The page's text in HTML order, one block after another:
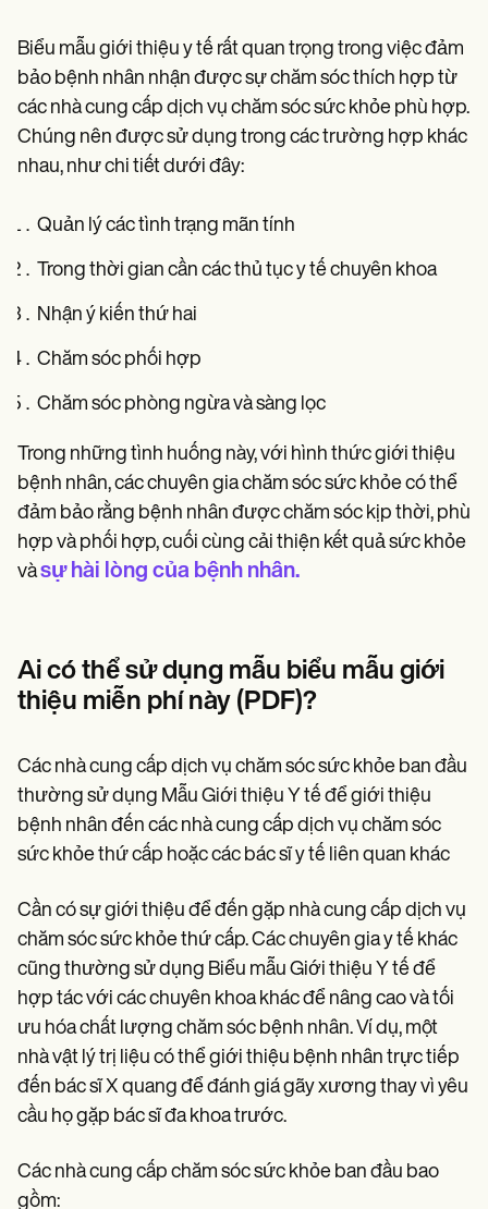
Biểu mẫu giới thiệu y tế rất quan trọng trong việc đảm
bảo bệnh nhân nhận được sự chăm sóc thích hợp từ
các nhà cung cấp dịch vụ chăm sóc sức khỏe phù hợp.
Chúng nên được sử dụng trong các trường hợp khác
nhau, như chi tiết dưới đây:
Quản lý các tình trạng mãn tính
Trong thời gian cần các thủ tục y tế chuyên khoa
Nhận ý kiến thứ hai
Chăm sóc phối hợp
Chăm sóc phòng ngừa và sàng lọc
Trong những tình huống này, với hình thức giới thiệu
bệnh nhân, các chuyên gia chăm sóc sức khỏe có thể
đảm bảo rằng bệnh nhân được chăm sóc kịp thời, phù
hợp và phối hợp, cuối cùng cải thiện kết quả sức khỏe
vàsự hài lòng của bệnh nhân.
Ai có thể sử dụng mẫu biểu mẫu giới
thiệu miễn phí này (PDF)?
Các nhà cung cấp dịch vụ chăm sóc sức khỏe ban đầu
thường sử dụng Mẫu Giới thiệu Y tế để giới thiệu
bệnh nhân đến các nhà cung cấp dịch vụ chăm sóc
sức khỏe thứ cấp hoặc các bác sĩ y tế liên quan khác
Cần có sự giới thiệu để đến gặp nhà cung cấp dịch vụ
chăm sóc sức khỏe thứ cấp. Các chuyên gia y tế khác
cũng thường sử dụng Biểu mẫu Giới thiệu Y tế để
hợp tác với các chuyên khoa khác để nâng cao và tối
ưu hóa chất lượng chăm sóc bệnh nhân. Ví dụ, một
nhà vật lý trị liệu có thể giới thiệu bệnh nhân trực tiếp
đến bác sĩ X quang để đánh giá gãy xương thay vì yêu
cầu họ gặp bác sĩ đa khoa trước.
Các nhà cung cấp chăm sóc sức khỏe ban đầu bao
gồm: